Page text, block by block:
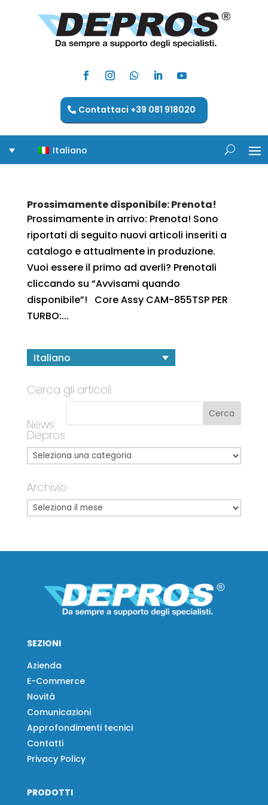
Contattaci +39 081 918020
Italiano
Prossimamente disponibile: Prenota!
Prossimamente in arrivo: Prenota! Sono
riportati di seguito nuovi articoli inseriti a
catalogo e attualmente in produzione.
Vuoi essere il primo ad averli? Prenotali
cliccando su “Avvisami quando
disponibile”! Core Assy CAM-855TSP PER
TURBO:...
Italiano
Cerca gli articoli
News
Depros
Archivio
SEZIONI
Azienda
E-Commerce
Novità
Comunicazioni
Approfondimenti tecnici
Contatti
Privacy Policy
PRODOTTI